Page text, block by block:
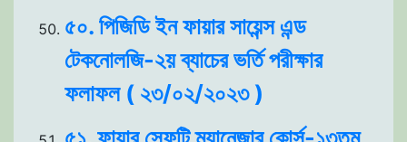
৫০. পিজিডি ইন ফায়ার সায়েন্স এন্ড
টেকনোলজি-২য় ব্যাচের ভর্তি পরীক্ষার
ফলাফল ( ২৩/০২/২০২৩ )